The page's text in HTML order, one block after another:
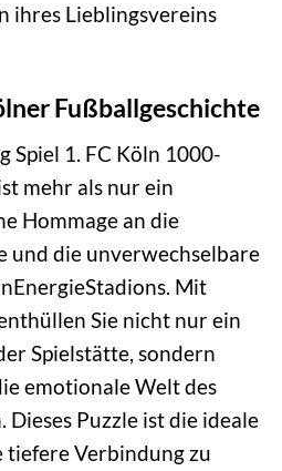
ihres Lieblingsvereins
Fußballgeschichte
Spiel 1. FC Köln 1000-
mehr als nur ein
Hommage an die
und die unverwechselbare
Mit
Sie nicht nur ein
Spielstätte, sondern
emotionale Welt des
Dieses Puzzle ist die ideale
tiefere Verbindung zu